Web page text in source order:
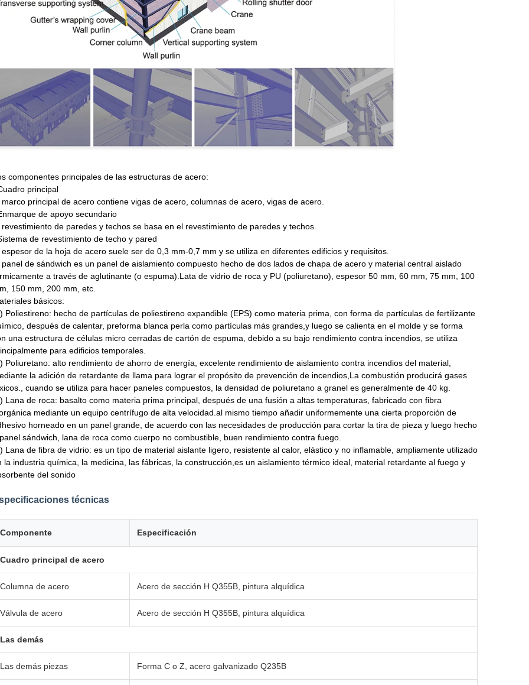
componentes principales de las estructuras de acero:
principal
marco principal de acero contiene vigas de acero, columnas de acero, vigas de acero.
de apoyo secundario
revestimiento de paredes y techos se basa en el revestimiento de paredes y techos.
de revestimiento de techo y pared
espesor de la hoja de acero suele ser de 0,3 mm-0,7 mm y se utiliza en diferentes edificios y requisitos.
panel de sándwich es un panel de aislamiento compuesto hecho de dos lados de chapa de acero y material central aislado
a través de aglutinante (o espuma).Lata de vidrio de roca y PU (poliuretano), espesor 50 mm, 60 mm, 75 mm, 100
150 mm, 200 mm, etc.
básicos:
Poliestireno: hecho de partículas de poliestireno expandible (EPS) como materia prima, con forma de partículas de fertilizante
después de calentar, preforma blanca perla como partículas más grandes,y luego se calienta en el molde y se forma
una estructura de células micro cerradas de cartón de espuma, debido a su bajo rendimiento contra incendios, se utiliza
para edificios temporales.
Poliuretano: alto rendimiento de ahorro de energía, excelente rendimiento de aislamiento contra incendios del material,
la adición de retardante de llama para lograr el propósito de prevención de incendios,La combustión producirá gases
cuando se utiliza para hacer paneles compuestos, la densidad de poliuretano a granel es generalmente de 40 kg.
Lana de roca: basalto como materia prima principal, después de una fusión a altas temperaturas, fabricado con fibra
mediante un equipo centrífugo de alta velocidad.al mismo tiempo añadir uniformemente una cierta proporción de
horneado en un panel grande, de acuerdo con las necesidades de producción para cortar la tira de pieza y luego hecho
sándwich, lana de roca como cuerpo no combustible, buen rendimiento contra fuego.
Lana de fibra de vidrio: es un tipo de material aislante ligero, resistente al calor, elástico y no inflamable, ampliamente utilizado
la industria química, la medicina, las fábricas, la construcción,es un aislamiento térmico ideal, material retardante al fuego y
del sonido
técnicas
Componente Especificación
Cuadro principal de acero
Columna de acero Acero de sección H Q355B, pintura alquídica
Válvula de acero Acero de sección H Q355B, pintura alquídica
Las demás
Las demás piezas Forma C o Z, acero galvanizado Q235B